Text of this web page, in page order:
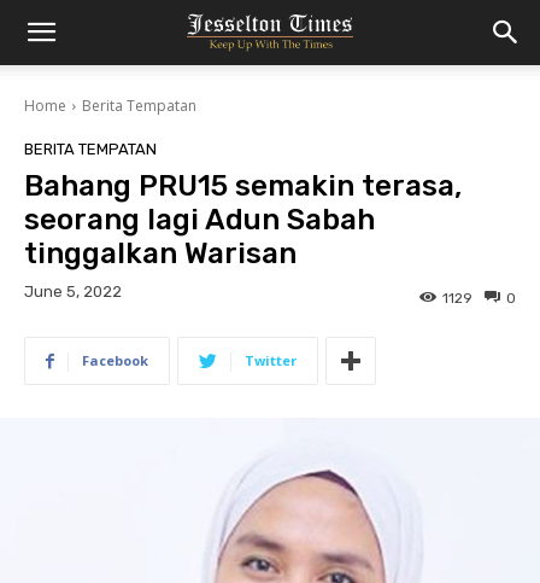
Home Berita Tempatan
BERITA TEMPATAN
Bahang PRU15 semakin terasa,
seorang lagi Adun Sabah
tinggalkan Warisan
June 5, 2022 0
1129
Facebook Twitter